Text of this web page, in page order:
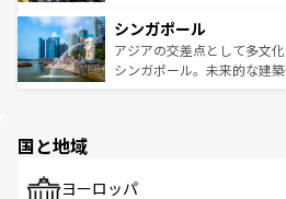
参照してほしい。
激する。気候は一年中温暖
が待っている。親しみやす
た文化、そして多様な観光
み、どこを訪れても感動す
ており、効率よく見どころ
うな絶景から文化的な体験
シンガポール
アジアの交差点として多文
シンガポール。未来的な建
で、ホーカーズは地元の風
国と地域
ヨーロッパ